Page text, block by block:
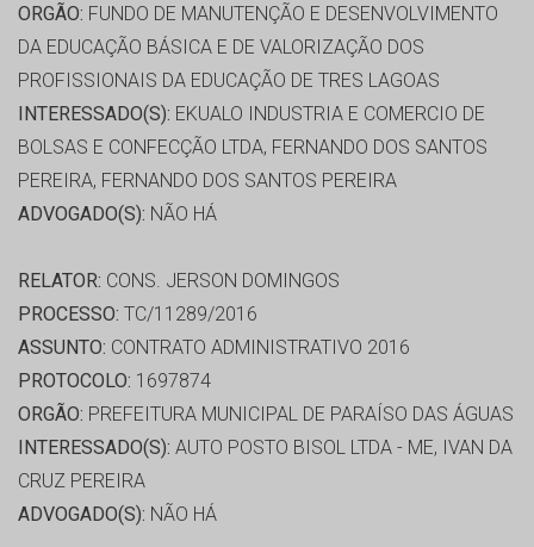
ORGÃO: FUNDO DE MANUTENÇÃO E DESENVOLVIMENTO
DA EDUCAÇÃO BÁSICA E DE VALORIZAÇÃO DOS
PROFISSIONAIS DA EDUCAÇÃO DE TRES LAGOAS
INTERESSADO(S): EKUALO INDUSTRIA E COMERCIO DE
BOLSAS E CONFECÇÃO LTDA, FERNANDO DOS SANTOS
PEREIRA, FERNANDO DOS SANTOS PEREIRA
ADVOGADO(S): NÃO HÁ
RELATOR: CONS. JERSON DOMINGOS
PROCESSO: TC/11289/2016
ASSUNTO: CONTRATO ADMINISTRATIVO 2016
PROTOCOLO: 1697874
ORGÃO: PREFEITURA MUNICIPAL DE PARAÍSO DAS ÁGUAS
INTERESSADO(S): AUTO POSTO BISOL LTDA - ME, IVAN DA
CRUZ PEREIRA
ADVOGADO(S): NÃO HÁ